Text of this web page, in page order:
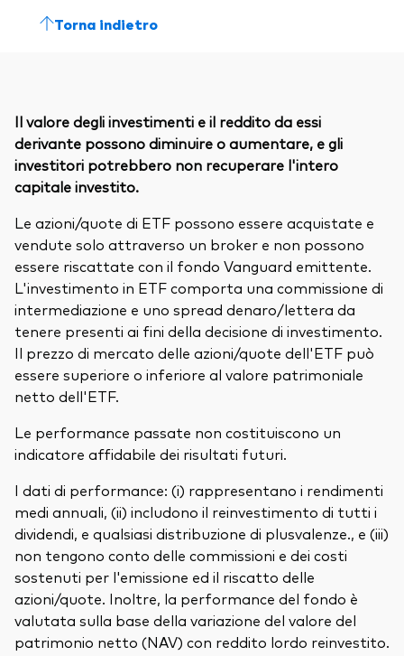
Torna indietro
Il valore degli investimenti e il reddito da essi
derivante possono diminuire o aumentare, e gli
investitori potrebbero non recuperare l'intero
capitale investito.
Le azioni/quote di ETF possono essere acquistate e
vendute solo attraverso un broker e non possono
essere riscattate con il fondo Vanguard emittente.
L'investimento in ETF comporta una commissione di
intermediazione e uno spread denaro/lettera da
tenere presenti ai fini della decisione di investimento.
Il prezzo di mercato delle azioni/quote dell'ETF può
essere superiore o inferiore al valore patrimoniale
netto dell'ETF.
Le performance passate non costituiscono un
indicatore affidabile dei risultati futuri.
I dati di performance: (i) rappresentano i rendimenti
medi annuali, (ii) includono il reinvestimento di tutti i
dividendi, e qualsiasi distribuzione di plusvalenze., e (iii)
non tengono conto delle commissioni e dei costi
sostenuti per l'emissione ed il riscatto delle
azioni/quote. Inoltre, la performance del fondo è
valutata sulla base della variazione del valore del
patrimonio netto (NAV) con reddito lordo reinvestito.